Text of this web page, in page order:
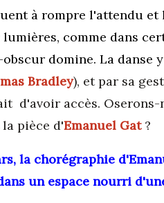
à rompre l'attendu
comme dans
domine. La danse
Bradley), et par sa
d'avoir accès.
pièce d'Emanuel Gat ?
la chorégraphie
un espace nourri